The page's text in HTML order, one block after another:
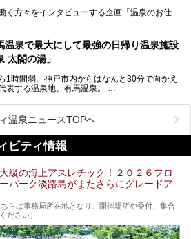
お湯をリーズナブルに体験できる健康ランドや
があったら……。今回はそんな希望に沿う施設
く方々をインタビューする企画「温泉のお仕
位、2年連続「ベストオブ宿泊賞」に輝いた
温泉 蓮」の魅力に迫りました！
温泉で最大にして最強の日帰り温泉施設
太閤の湯」
1時間弱、神戸市内からはなんと30分で向かえ
表する温泉地、有馬温泉。
」と「銀泉」に加え、人工のの炭酸泉まで楽し
味「最強」ともいえる施設です。
お湯をメインにその魅力の数々を紹介します！
温泉ニュースTOPへ
ビティ情報
級の海上アスレチック！２０２６フロ
パーク淡路島がまたさらにグレードア
らは事務局所在地となり、開催場所や受付、集合
ださい）